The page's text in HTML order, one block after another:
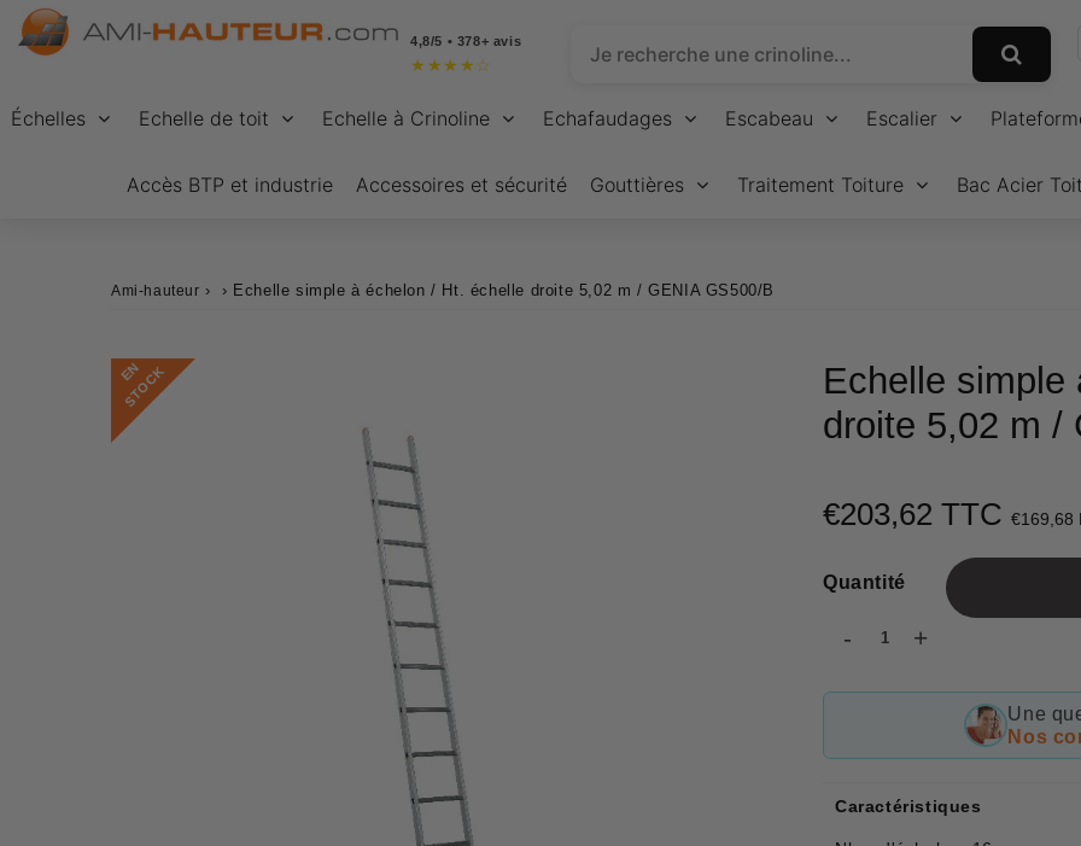
4,8/5 • 378+ avis
★ ★ ★ ★ ☆
Échelles Echelle de toit Echelle à Crinoline Echafaudages Escabeau Escalier
Accès BTP et industrie Accessoires et sécurité Gouttières Traitement Toiture Bac Acier
Ami-hauteur › › Echelle simple à échelon / Ht. échelle droite 5,02 m / GENIA GS500/B
E
N
S
T
O
C
K
Echelle simple
droite 5,02 m /
€203,62 TTC €169,68
Quantité
- +
Une
Nos
Caractéristiques